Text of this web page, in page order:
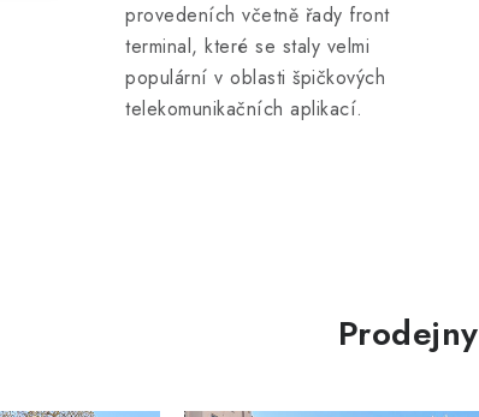
provedeních včetně řady front
terminal, které se staly velmi
populární v oblasti špičkových
telekomunikačních aplikací.
Prodejny